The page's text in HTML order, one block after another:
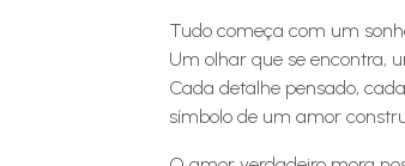
Tudo começa com um
Um olhar que se encontra,
Cada detalhe pensado,
símbolo de um amor